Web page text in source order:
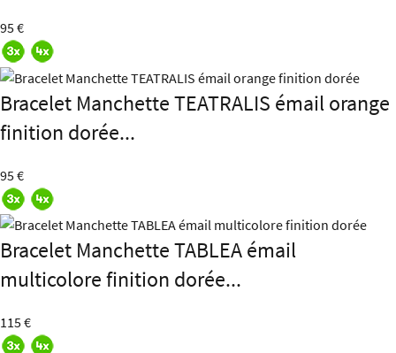
95 €
Bracelet Manchette TEATRALIS émail orange
finition dorée...
95 €
Bracelet Manchette TABLEA émail
multicolore finition dorée...
115 €